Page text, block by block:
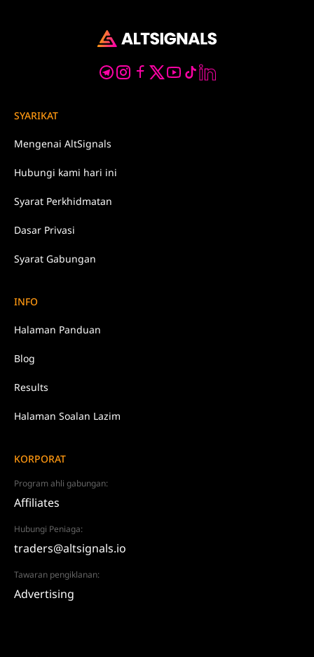
SYARIKAT
Mengenai AltSignals
Hubungi kami hari ini
Syarat Perkhidmatan
Dasar Privasi
Syarat Gabungan
INFO
Halaman Panduan
Blog
Results
Halaman Soalan Lazim
KORPORAT
Program ahli gabungan:
Affiliates
Hubungi Peniaga:
traders@altsignals.io
Tawaran pengiklanan:
Advertising